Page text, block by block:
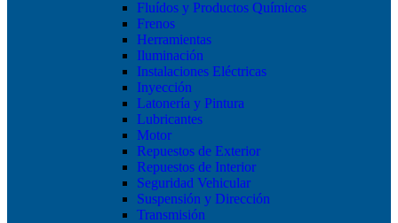
Fluídos y Productos Químicos
Frenos
Herramientas
Iluminación
Instalaciones Eléctricas
Inyección
Latonería y Pintura
Lubricantes
Motor
Repuestos de Exterior
Repuestos de Interior
Seguridad Vehicular
Suspensión y Dirección
Transmisión